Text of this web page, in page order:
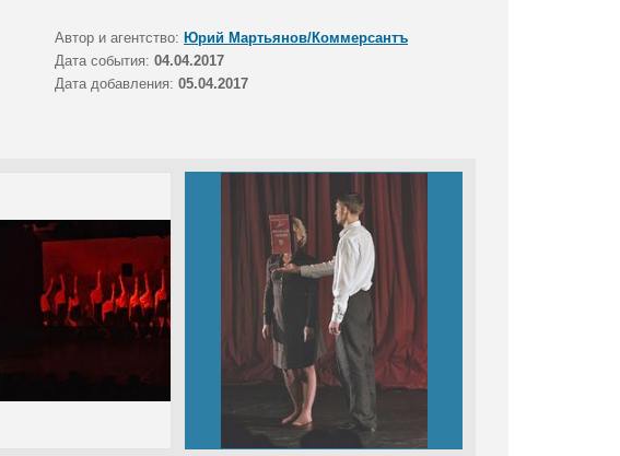
Автор и агентство: Юрий Мартьянов/Коммерсантъ
Дата события: 04.04.2017
Дата добавления: 05.04.2017